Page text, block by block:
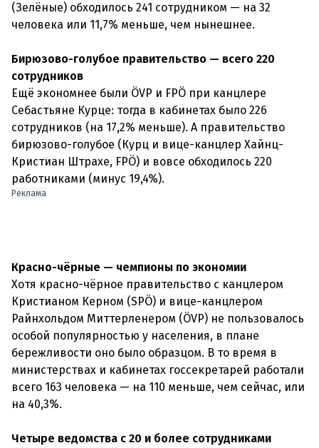
(Зелёные) обходилось 241 сотрудником — на 32
человека или 11,7% меньше, чем нынешнее.
Бирюзово-голубое правительство — всего 220
сотрудников
Ещё экономнее были ÖVP и FPÖ при канцлере
Себастьяне Курце: тогда в кабинетах было 226
сотрудников (на 17,2% меньше). А правительство
бирюзово-голубое (Курц и вице-канцлер Хайнц-
Кристиан Штрахе, FPÖ) и вовсе обходилось 220
работниками (минус 19,4%).
Реклама
Красно-чёрные — чемпионы по экономии
Хотя красно-чёрное правительство с канцлером
Кристианом Керном (SPÖ) и вице-канцлером
Райнхольдом Миттерленером (ÖVP) не пользовалось
особой популярностью у населения, в плане
бережливости оно было образцом. В то время в
министерствах и кабинетах госсекретарей работали
всего 163 человека — на 110 меньше, чем сейчас, или
на 40,3%.
Четыре ведомства с 20 и более сотрудниками